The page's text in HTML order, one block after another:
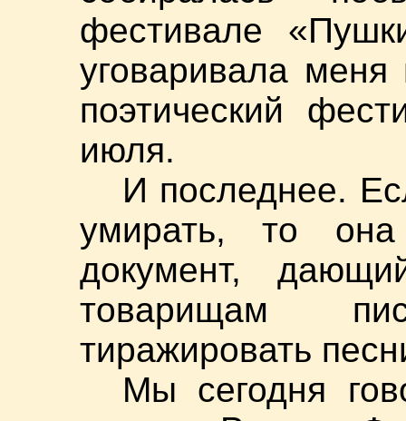
фестивале
уговаривала
поэтический
июля.
И последнее.
умирать, то
документ,
товарищам
тиражировать
Мы сегодня